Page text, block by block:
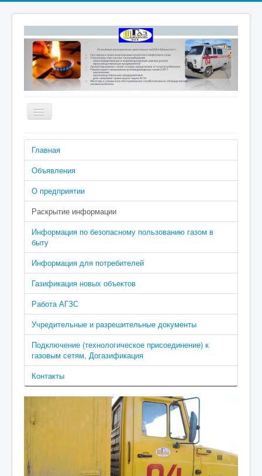
Включить/
Номера телефонов аварийно-
диспетчерской службы: 04 (040 с
Главная
Объявления
О предприятии
Раскрытие информации
Информация по безопасному пользованию газом в
быту
Информация для потребителей
Газификация новых объектов
Работа АГЗС
Учредительные и разрешительные документы
Подключение (технологическое присоединение) к
газовым сетям, Догазификация
Контакты